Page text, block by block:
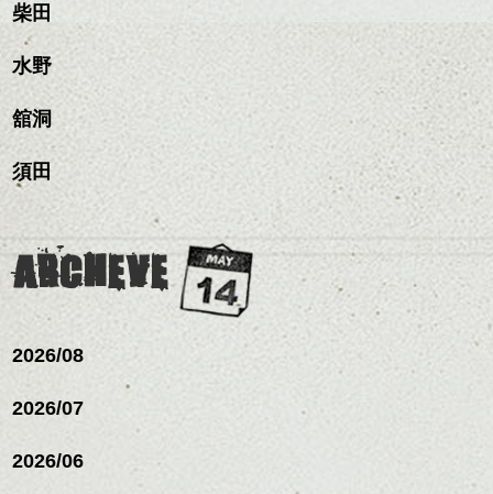
スパ／伸びても目立たない
ヘアカラー/ハイライト/ダブ
ルカラー/髪質改善/TOKIOト
リートメント/ブリーチ/イン
ナーカラー/イルミナカラー/
ミニボブ/抜け感ショート/バ
レイヤージュ/縮毛矯正
ハンサムショート／ヘッド
スパ／伸びても目立たない
ヘアカラー/ハイライト/ダブ
ルカラー/髪質改善/TOKIOト
リートメント/ブリーチ/イン
ミニボブ/抜け感ショート/バ
レイヤージュ/縮毛矯
ドライした後オイルやワ
ックスをなじませるだけ
に。
これからのスタイルチェ
ンジの事、髪質に合った
是非なんでもご相談して
下さいね。
お待ちしております。
是非なんでもご相談して
ベージュ系等の肌を綺麗
明感を表現すると
更に雰囲気が出やすくな
単になりますよ。
さり気ない程度にハイラ
イトをいれるのもおすす
スタイリングも簡単で、
ワックスとオイル、バー
ム等の質感を調整しやす
ながら
ンジの事等
ながらもみこみ、なじま
質感をかるくととのえな
がら耳かけアレンジする
のも良い感じです。
これからのスタイルチェ
ンジ、似合うカラーリン
グの事やお手入れ方法な
是非なんでもご相談して
下さいね。
柴田
水野
舘洞
須田
ARCHEVE
2026/08
2026/07
2026/06